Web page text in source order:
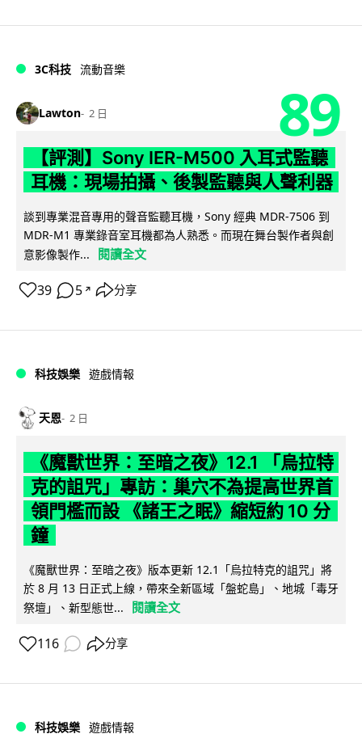
3C科技 流動音樂
Lawton 2 日 89
【評測】Sony IER-M500 入耳式監聽
耳機：現場拍攝、後製監聽與人聲利器
談到專業混音專用的聲音監聽耳機，Sony 經典 MDR-7506 到
MDR-M1 專業錄音室耳機都為人熟悉。而現在舞台製作者與創
意影像製作...
閱讀全文
39 5 ↗ 分享
科技娛樂 遊戲情報
天恩 2 日
《魔獸世界：至暗之夜》12.1 「烏拉特
克的詛咒」專訪：巢穴不為提高世界首
領門檻而設 《諸王之眠》縮短約 10 分
鐘
《魔獸世界：至暗之夜》版本更新 12.1「烏拉特克的詛咒」將
於 8 月 13 日正式上線，帶來全新區域「盤蛇島」、地城「毒牙
祭壇」、新型態世...
閱讀全文
116 分享
科技娛樂 遊戲情報